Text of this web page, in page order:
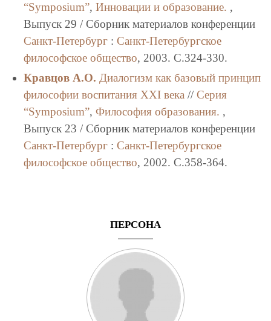
“Symposium”, Инновации и образование. ,
Выпуск 29 / Сборник материалов конференции
Санкт-Петербург: Санкт-Петербургское
философское общество, 2003. C.324-330.
Кравцов А.О. Диалогизм как базовый принцип
философии воспитания XXI века// Серия
“Symposium”, Философия образования. ,
Выпуск 23 / Сборник материалов конференции
Санкт-Петербург: Санкт-Петербургское
философское общество, 2002. C.358-364.
ПЕРСОНА